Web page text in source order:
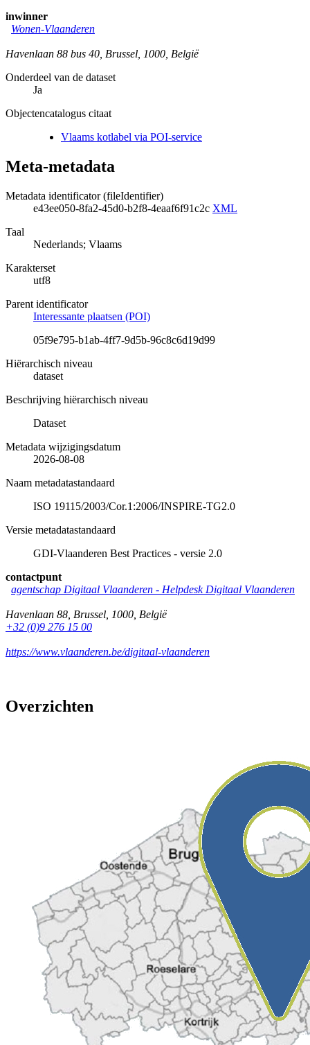
inwinner
Wonen-Vlaanderen
Havenlaan 88 bus 40 Brussel 1000 België
Onderdeel van de dataset
Ja
Objectencatalogus citaat
Vlaams kotlabel via POI-service
Meta-metadata
Metadata identificator (fileIdentifier)
e43ee050-8fa2-45d0-b2f8-4eaaf6f91c2c XML
Taal
Nederlands; Vlaams
Karakterset
utf8
Parent identificator
Interessante plaatsen (POI)
05f9e795-b1ab-4ff7-9d5b-96c8c6d19d99
Hiërarchisch niveau
dataset
Beschrijving hiërarchisch niveau
Dataset
Metadata wijzigingsdatum
2026-08-08
Naam metadatastandaard
ISO 19115/2003/Cor.1:2006/INSPIRE-TG2.0
Versie metadatastandaard
GDI-Vlaanderen Best Practices - versie 2.0
contactpunt
agentschap Digitaal Vlaanderen - Helpdesk Digitaal Vlaanderen
Havenlaan 88 Brussel 1000 België
+32 (0)9 276 15 00
https://www.vlaanderen.be/digitaal-vlaanderen
Overzichten